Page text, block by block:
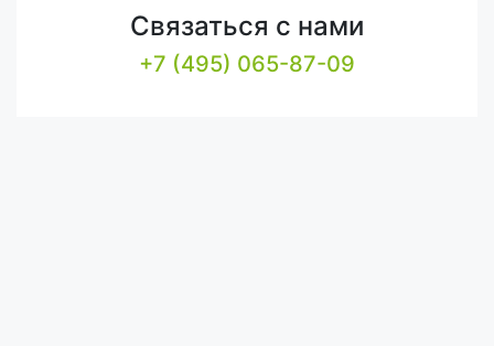
Связаться с нами
+7 (495) 065-87-09